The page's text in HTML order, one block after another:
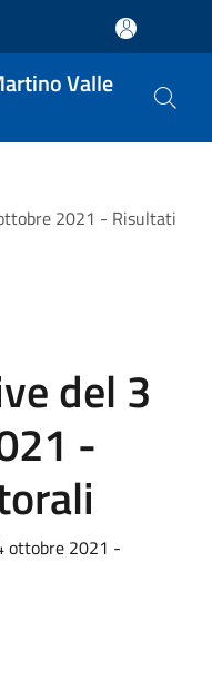
Valle
2021 - Risultati
del 3
-
ottobre 2021 -